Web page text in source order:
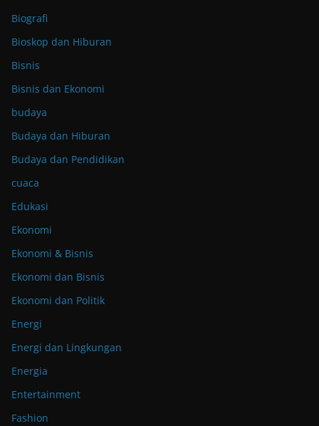
Biografi
Bioskop dan Hiburan
Bisnis
Bisnis dan Ekonomi
budaya
Budaya dan Hiburan
Budaya dan Pendidikan
cuaca
Edukasi
Ekonomi
Ekonomi & Bisnis
Ekonomi dan Bisnis
Ekonomi dan Politik
Energi
Energi dan Lingkungan
Energia
Entertainment
Fashion